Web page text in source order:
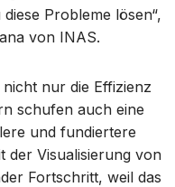
Probleme lösen“,
von INAS.
nur die Effizienz
schufen auch eine
und fundiertere
der Visualisierung von
Fortschritt, weil das